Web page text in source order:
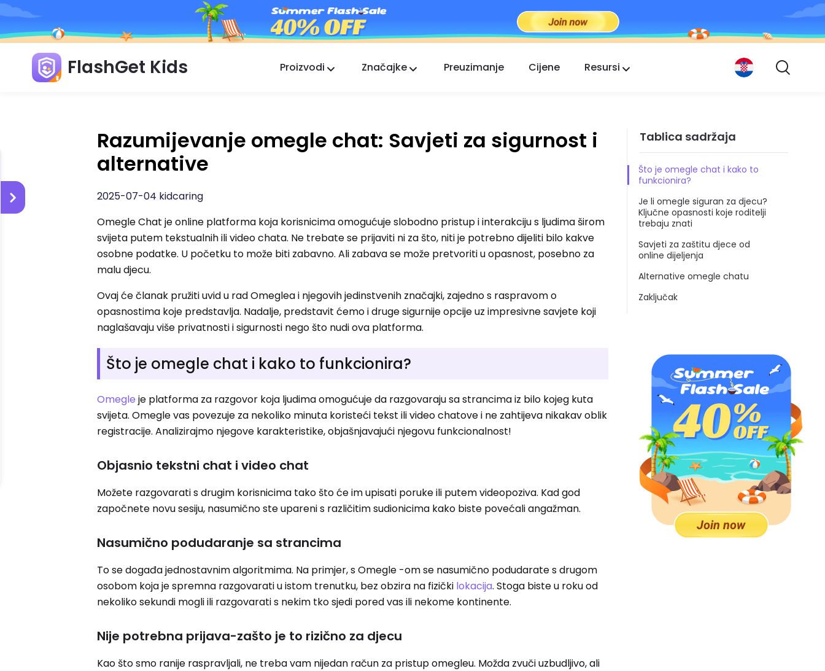
FlashGet Kids Proizvodi
FlashGet Finder
Sigurnost protiv krađe vašeg telefona, naša
Značajke Preuzimanje Cijene Resursi
Razumijevanje omegle chat: Savjeti za sigurnost i
alternative
2025-07-04 kidcaring
Omegle Chat je online platforma koja korisnicima omogućuje slobodno pristup i interakciju s ljudima širom
svijeta putem tekstualnih ili video chata. Ne trebate se prijaviti ni za što, niti je potrebno dijeliti bilo kakve
osobne podatke. U početku to može biti zabavno. Ali zabava se može pretvoriti u opasnost, posebno za
malu djecu.
Ovaj će članak pružiti uvid u rad Omeglea i njegovih jedinstvenih značajki, zajedno s raspravom o
opasnostima koje predstavlja. Nadalje, predstavit ćemo i druge sigurnije opcije uz impresivne savjete koji
naglašavaju više privatnosti i sigurnosti nego što nudi ova platforma.
Što je omegle chat i kako to funkcionira?
Omegle je platforma za razgovor koja ljudima omogućuje da razgovaraju sa strancima iz bilo kojeg kuta
svijeta. Omegle vas povezuje za nekoliko minuta koristeći tekst ili video chatove i ne zahtijeva nikakav oblik
registracije. Analizirajmo njegove karakteristike, objašnjavajući njegovu funkcionalnost!
Objasnio tekstni chat i video chat
Možete razgovarati s drugim korisnicima tako što će im upisati poruke ili putem videopoziva. Kad god
započnete novu sesiju, nasumično ste upareni s različitim sudionicima kako biste povećali angažman.
Nasumično podudaranje sa strancima
To se događa jednostavnim algoritmima. Na primjer, s Omegle -om se nasumično podudarate s drugom
osobom koja je spremna razgovarati u istom trenutku, bez obzira na fizički lokacija. Stoga biste u roku od
nekoliko sekundi mogli ili razgovarati s nekim tko sjedi pored vas ili nekome kontinente.
Nije potrebna prijava-zašto je to rizično za djecu
Kao što smo ranije raspravljali, ne treba vam nijedan račun za pristup omegleu. Možda zvuči uzbudljivo, ali
Tablica sadržaja
Što je omegle chat i kako to
funkcionira?
Je li omegle siguran za djecu?
Ključne opasnosti koje roditelji
trebaju znati
Savjeti za zaštitu djece od
online dijeljenja
Alternative omegle chatu
Zaključak